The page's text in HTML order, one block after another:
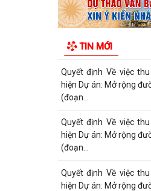
TIN MỚI
Quyết định Về việc
(đoạn...
Quyết định Về việc
hiện Dự án: Mở rộng
(đoạn...
Quyết định Về việc
hiện Dự án: Mở rộng
(đoạn...
Quyết định Về việc
hiện Dự án: Mở rộng